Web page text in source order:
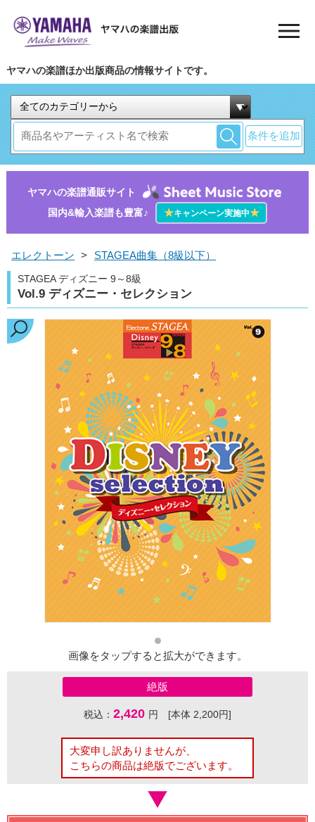
ヤマハの楽譜ほか出版商品の情報サイトです。
条件を追加
ヤマハの楽譜通販サイト
国内&輸入楽譜も豊富♪
★キャンペーン実施中★
エレクトーン > STAGEA曲集（8級以下）
STAGEA ディズニー 9～8級
Vol.9 ディズニー・セレクション
画像をタップすると拡大ができます。
絶版
税込： 2,420 円 [本体 2,200円]
大変申し訳ありませんが、
こちらの商品は絶版でございます。